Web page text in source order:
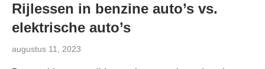
Rijlessen in benzine auto’s vs.
elektrische auto’s
augustus 11, 2023